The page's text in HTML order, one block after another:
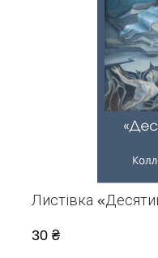
Листівка
30 ₴